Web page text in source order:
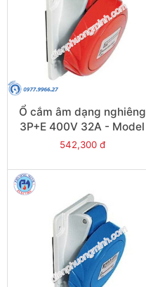
Ổ cắm âm dạng nghiêng
3P+E 400V 32A - Model
PKF32F734
542,300 đ